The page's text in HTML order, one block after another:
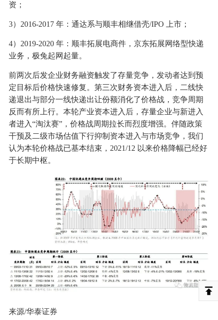
资；
3）2016-2017 年：通达系与顺丰相继借壳/IPO 上市；
4）2019-2020 年：顺丰拓展电商件，京东拓展网络型快递
业务，极兔起网起量。
前两次后发企业财务融资触发了存量竞争，发动者达到预
定目标后价格快速修复。第三次财务资本进入后，二线快
递退出与部分一线快递出让份额消化了价格战，竞争周期
反而有所上行。本轮产业资本进入后，存量企业与新进入
者进入“淘汰赛”，价格战周期拉长而烈度增强。伴随政策
干预及二级市场估值下行抑制资本进入与市场竞争，我们
认为本轮价格战已基本结束，2021/12 以来价格降幅已经好
于长期中枢。
来源/华泰证券